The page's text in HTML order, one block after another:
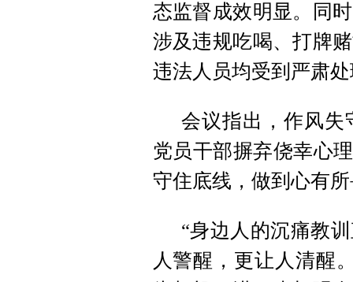
态监督成效明显。同
涉及违规吃喝、打牌
违法人员均受到严肃
会议指出，作风失
党员干部摒弃侥幸心
守住底线，做到心有
“身边人的沉痛教
人警醒，更让人清醒